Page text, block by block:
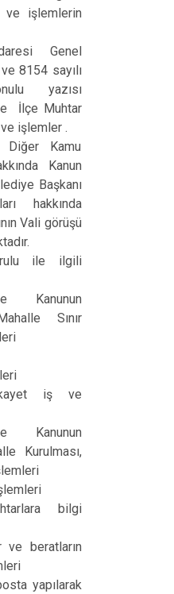
işlemlerin
Genel
8154 sayılı
yazısı
İlçe Muhtar
ve işlemler .
Kamu
Kanun
Başkanı
hakkında
Vali görüşü
ile ilgili
Kanunun
Sınır
iş ve
Kanunun
Kurulması,
bilgi
ve beratların
yapılarak